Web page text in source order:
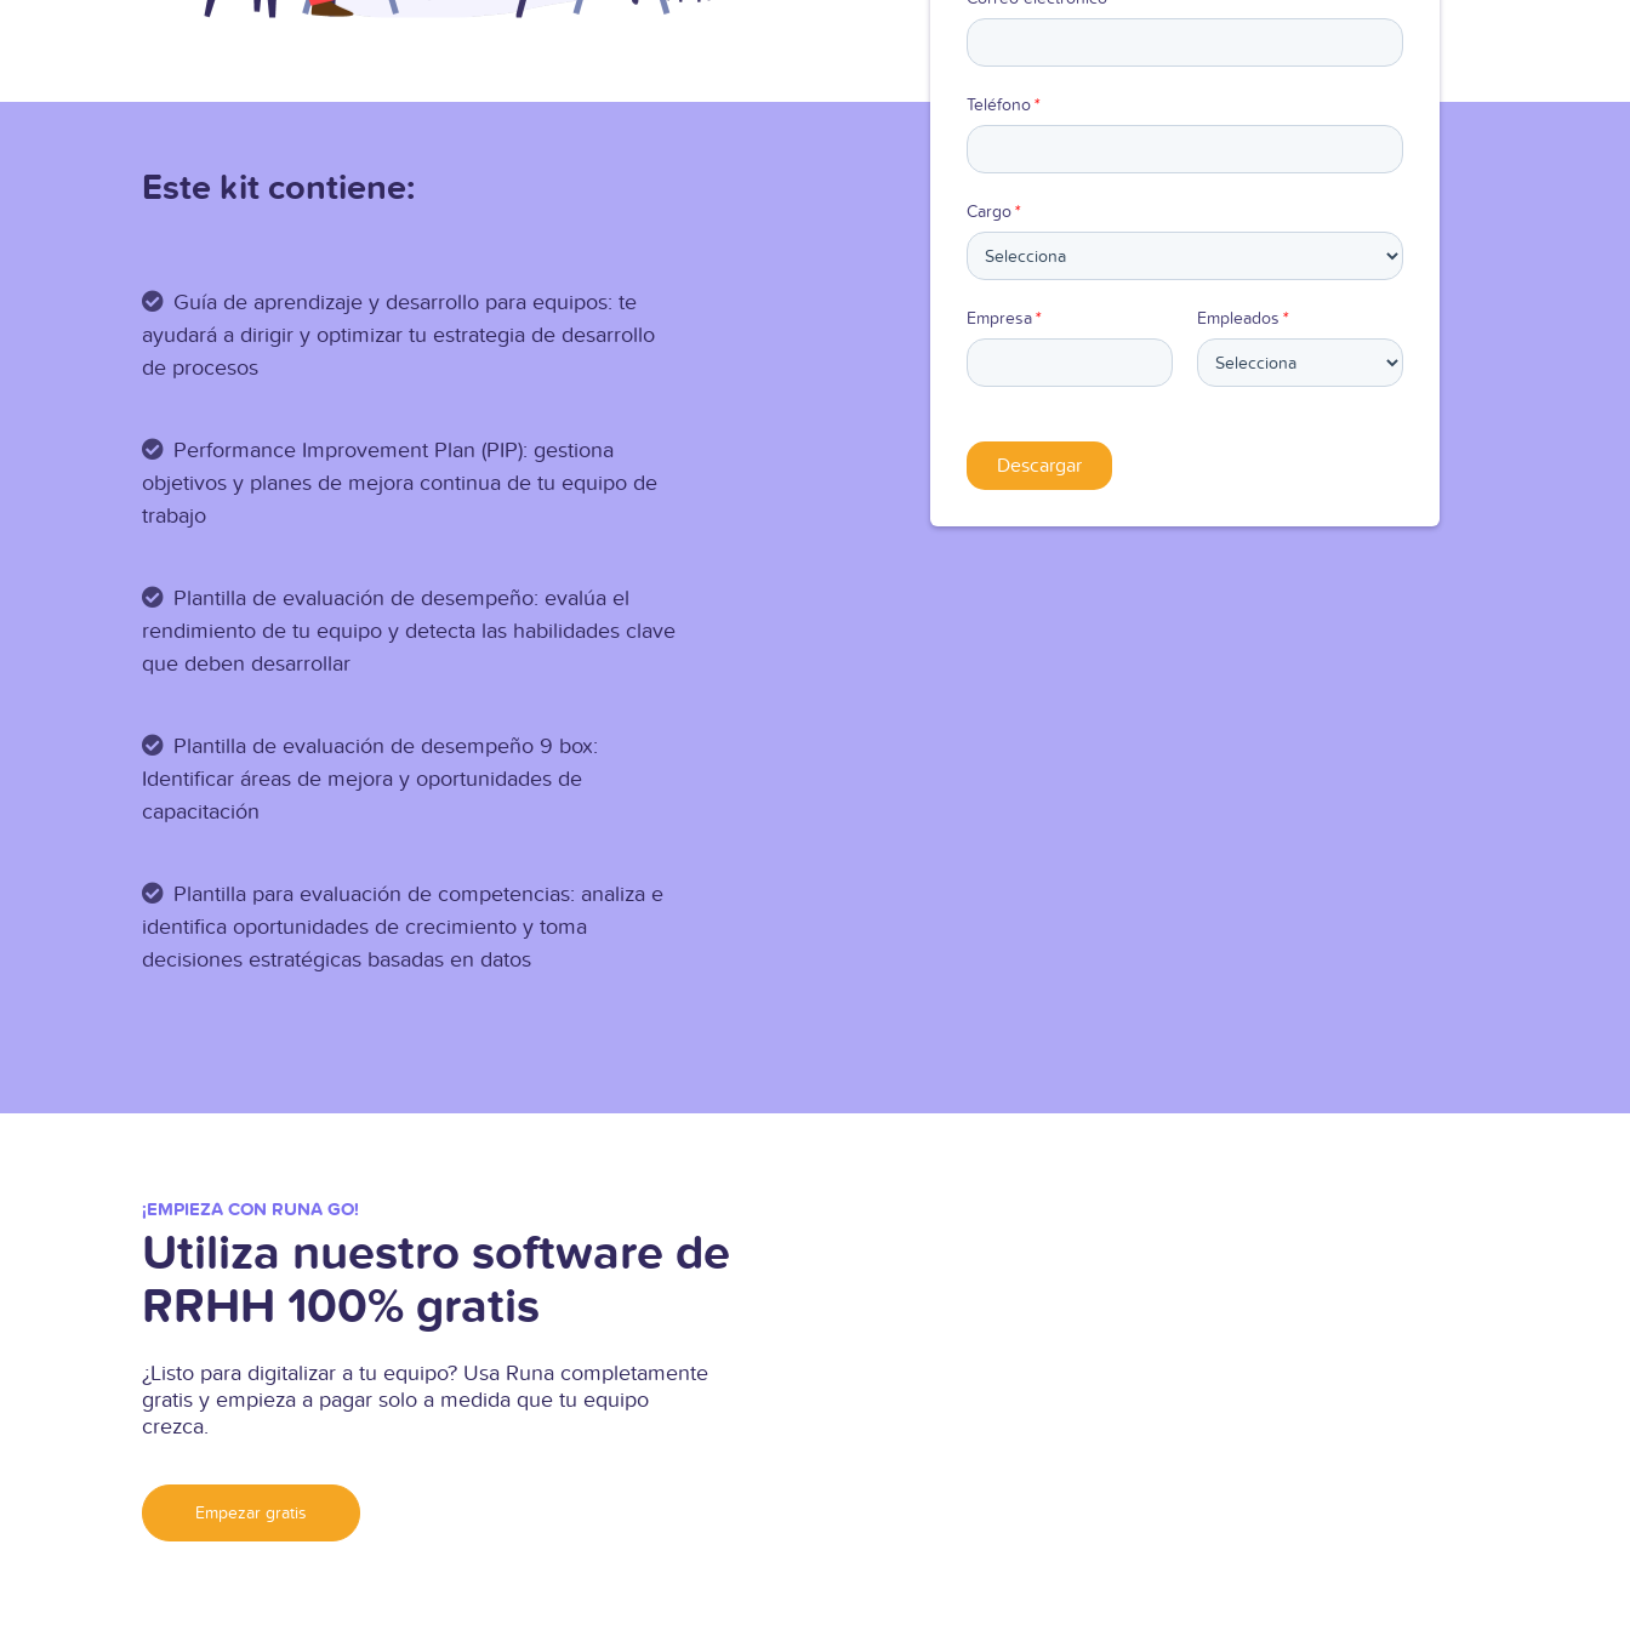
Teléfono*
Cargo*
Empresa* Empleados *
Este kit contiene:
Guía de aprendizaje y desarrollo para equipos: te
ayudará a dirigir y optimizar tu estrategia de desarrollo
de procesos
Performance Improvement Plan (PIP): gestiona
objetivos y planes de mejora continua de tu equipo de
trabajo
Plantilla de evaluación de desempeño: evalúa el
rendimiento de tu equipo y detecta las habilidades clave
que deben desarrollar
Plantilla de evaluación de desempeño 9 box:
Identificar áreas de mejora y oportunidades de
capacitación
Plantilla para evaluación de competencias: analiza e
identifica oportunidades de crecimiento y toma
decisiones estratégicas basadas en datos
¡EMPIEZA CON RUNA GO!
Utiliza nuestro software de
RRHH 100% gratis
¿Listo para digitalizar a tu equipo? Usa Runa completamente
gratis y empieza a pagar solo a medida que tu equipo
crezca.
Empezar gratis